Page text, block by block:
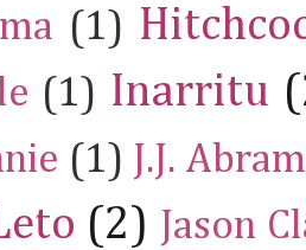
(1)
(1) Inarritu
(1) J.J.
(2) Jason